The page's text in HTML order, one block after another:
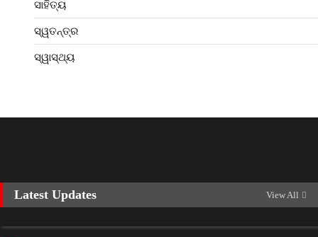
ସାହିତ୍ୟ
ସ୍ୱତନ୍ତ୍ର
ସ୍ୱାସ୍ଥ୍ୟ
Latest Updates View All